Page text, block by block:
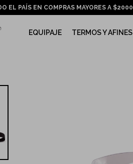
EQUIPAJE TERMOS Y AFINES
EL PAÍS EN COMPRAS MAYORES A $2000